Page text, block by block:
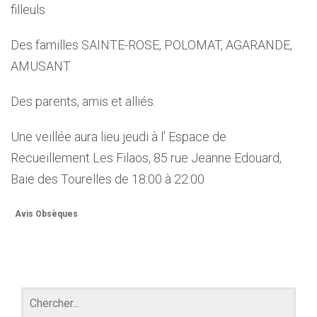
filleuls
Des familles SAINTE-ROSE, POLOMAT, AGARANDE,
AMUSANT
Des parents, amis et alliés.
Une veillée aura lieu jeudi à l’ Espace de
Recueillement Les Filaos, 85 rue Jeanne Edouard,
Baie des Tourelles de 18:00 à 22:00
Avis Obsèques